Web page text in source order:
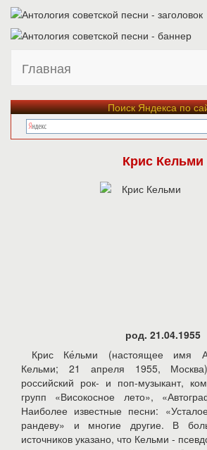
Главная
Поиск Яндекса по
Крис Кельми
род. 21.04.1955
Крис Ке́льми (настоящее имя
Кельми; 21 апреля 1955,
российский рок- и поп-музыкант,
групп «Високосное лето»,
Наиболее известные песни:
рандеву» и многие другие. В
источников указано, что Кельми -